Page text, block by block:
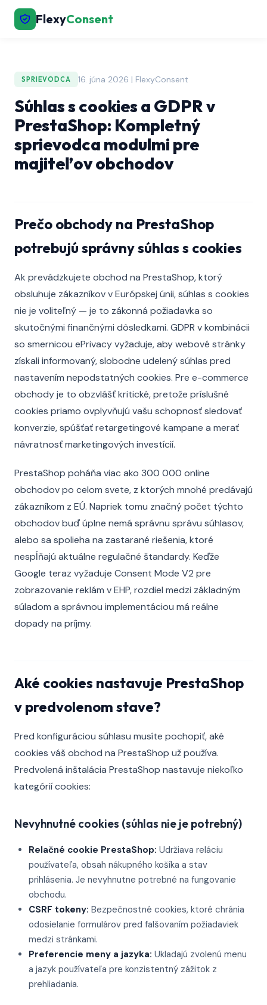
FlexyConsent
SPRIEVODCA 16. júna 2026 | FlexyConsent
Súhlas s cookies a GDPR v
PrestaShop: Kompletný
sprievodca modulmi pre
majiteľov obchodov
Prečo obchody na PrestaShop
potrebujú správny súhlas s cookies
Ak prevádzkujete obchod na PrestaShop, ktorý
obsluhuje zákazníkov v Európskej únii, súhlas s cookies
nie je voliteľný — je to zákonná požiadavka so
skutočnými finančnými dôsledkami. GDPR v kombinácii
so smernicou ePrivacy vyžaduje, aby webové stránky
získali informovaný, slobodne udelený súhlas pred
nastavením nepodstatných cookies. Pre e-commerce
obchody je to obzvlášť kritické, pretože príslušné
cookies priamo ovplyvňujú vašu schopnosť sledovať
konverzie, spúšťať retargetingové kampane a merať
návratnosť marketingových investícií.
PrestaShop poháňa viac ako 300 000 online
obchodov po celom svete, z ktorých mnohé predávajú
zákazníkom z EÚ. Napriek tomu značný počet týchto
obchodov buď úplne nemá správnu správu súhlasov,
alebo sa spolieha na zastarané riešenia, ktoré
nespĺňajú aktuálne regulačné štandardy. Keďže
Google teraz vyžaduje Consent Mode V2 pre
zobrazovanie reklám v EHP, rozdiel medzi základným
súladom a správnou implementáciou má reálne
dopady na príjmy.
Aké cookies nastavuje PrestaShop
v predvolenom stave?
Pred konfiguráciou súhlasu musíte pochopiť, aké
cookies váš obchod na PrestaShop už používa.
Predvolená inštalácia PrestaShop nastavuje niekoľko
kategórií cookies:
Nevyhnutné cookies (súhlas nie je potrebný)
Relačné cookie PrestaShop: Udržiava reláciu
používateľa, obsah nákupného košíka a stav
prihlásenia. Je nevyhnutne potrebné na fungovanie
obchodu.
CSRF tokeny: Bezpečnostné cookies, ktoré chránia
odosielanie formulárov pred falšovaním požiadaviek
medzi stránkami.
Preferencie meny a jazyka: Ukladajú zvolenú menu
a jazyk používateľa pre konzistentný zážitok z
prehliadania.